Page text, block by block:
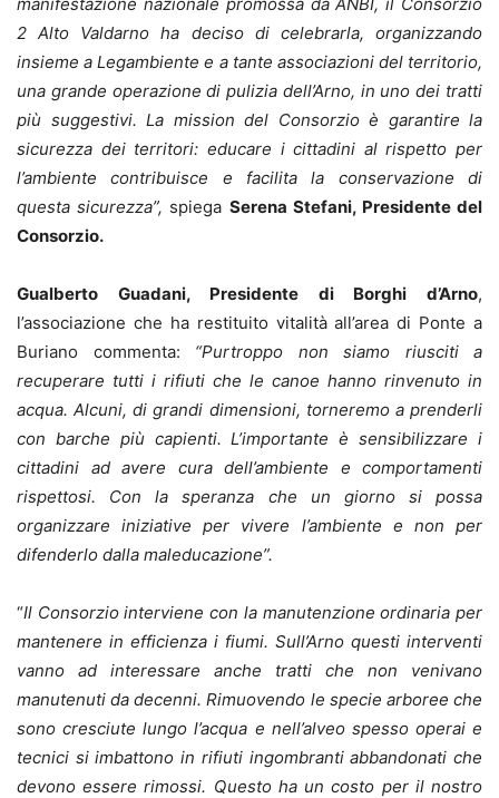
2 Alto Valdarno ha deciso di celebrarla, organizzando
insieme a Legambiente e a tante associazioni del territorio,
una grande operazione di pulizia dell’Arno, in uno dei tratti
più suggestivi. La mission del Consorzio è garantire la
sicurezza dei territori: educare i cittadini al rispetto per
l’ambiente contribuisce e facilita la conservazione di
questa sicurezza”, spiega Serena Stefani, Presidente del
Consorzio.
Gualberto Guadani, Presidente di Borghi d’Arno,
l’associazione che ha restituito vitalità all’area di Ponte a
Buriano commenta: “Purtroppo non siamo riusciti a
recuperare tutti i rifiuti che le canoe hanno rinvenuto in
acqua. Alcuni, di grandi dimensioni, torneremo a prenderli
con barche più capienti. L’importante è sensibilizzare i
cittadini ad avere cura dell’ambiente e comportamenti
rispettosi. Con la speranza che un giorno si possa
organizzare iniziative per vivere l’ambiente e non per
difenderlo dalla maleducazione”.
“Il Consorzio interviene con la manutenzione ordinaria per
mantenere in efficienza i fiumi. Sull’Arno questi interventi
vanno ad interessare anche tratti che non venivano
manutenuti da decenni. Rimuovendo le specie arboree che
sono cresciute lungo l’acqua e nell’alveo spesso operai e
tecnici si imbattono in rifiuti ingombranti abbandonati che
devono essere rimossi. Questo ha un costo per il nostro